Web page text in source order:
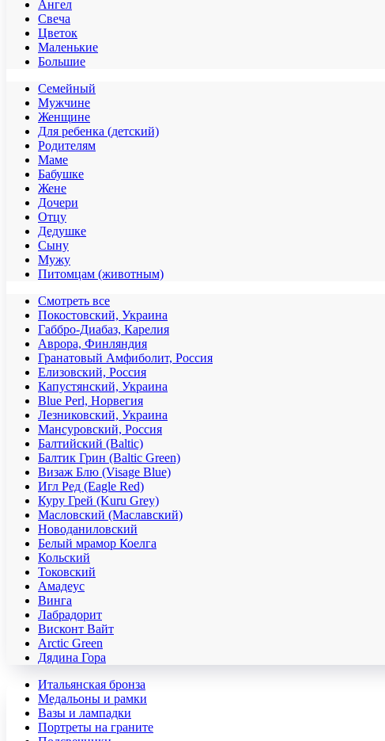
Ангел
Свеча
Цветок
Маленькие
Большие
Семейный
Мужчине
Женщине
Для ребенка (детский)
Родителям
Маме
Бабушке
Жене
Дочери
Отцу
Дедушке
Сыну
Мужу
Питомцам (животным)
Смотреть все
Покостовский, Украина
Габбро-Диабаз, Карелия
Аврора, Финляндия
Гранатовый Амфиболит, Россия
Елизовский, Россия
Капустянский, Украина
Blue Perl, Норвегия
Лезниковский, Украина
Мансуровский, Россия
Балтийский (Baltic)
Балтик Грин (Baltic Green)
Визаж Блю (Visage Blue)
Игл Ред (Eagle Red)
Куру Грей (Kuru Grey)
Масловский (Маславский)
Новоданиловский
Белый мрамор Коелга
Кольский
Токовский
Амадеус
Винга
Лабрадорит
Висконт Вайт
Аrctic Green
Дядина Гора
Итальянская бронза
Медальоны и рамки
Вазы и лампадки
Портреты на граните